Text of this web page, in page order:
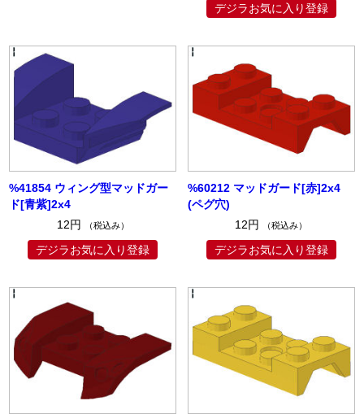
デジラお気に入り登録
%41854 ウィング型マッドガー
ド[青紫]2x4
12円
（税込み）
デジラお気に入り登録
%60212 マッドガード[赤]2x4
(ペグ穴)
12円
（税込み）
デジラお気に入り登録